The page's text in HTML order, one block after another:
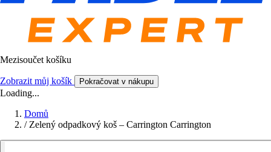
Mezisoučet košíku
Zobrazit můj košík Pokračovat v nákupu
Loading...
Domů
/ Zelený odpadkový koš – Carrington Carrington